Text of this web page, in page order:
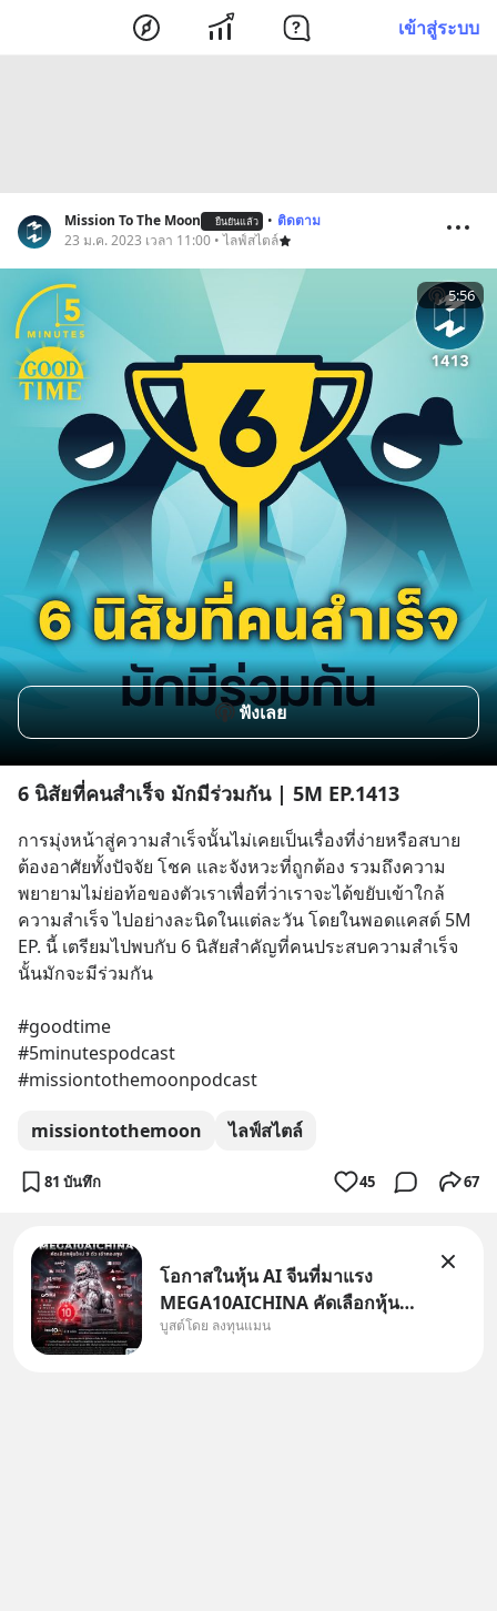
เข้าสู่ระบบ
Mission To The Moon ยืนยันแล้ว • ติดตาม
23 ม.ค. 2023 เวลา 11:00 • ไลฟ์สไตล์
5:56
ฟังเลย
6 นิสัยที่คนสำเร็จ มักมีร่วมกัน | 5M EP.1413
การมุ่งหน้าสู่ความสำเร็จนั้นไม่เคยเป็นเรื่องที่ง่ายหรือสบาย
ต้องอาศัยทั้งปัจจัย โชค และจังหวะที่ถูกต้อง รวมถึงความ
พยายามไม่ย่อท้อของตัวเราเพื่อที่ว่าเราจะได้ขยับเข้าใกล้
ความสำเร็จ ไปอย่างละนิดในแต่ละวัน โดยในพอดแคสต์ 5M
EP. นี้ เตรียมไปพบกับ 6 นิสัยสำคัญที่คนประสบความสำเร็จ
นั้นมักจะมีร่วมกัน
#goodtime
#5minutespodcast
#missiontothemoonpodcast
missiontothemoon ไลฟ์สไตล์
81 บันทึก 45 67
โอกาสในหุ้น AI จีนที่มาแรง
MEGA10AICHINA คัดเลือกหุ้น
ใหม่ 9 ตัว เข้ากองทุน.. ครอบคลุม
บูสต์โดย ลงทุนแมน